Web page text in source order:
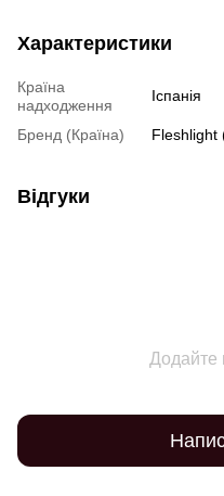
Характеристики
Країна
надходження
Іспанія
Бренд (Країна)
Відгуки
Додайте